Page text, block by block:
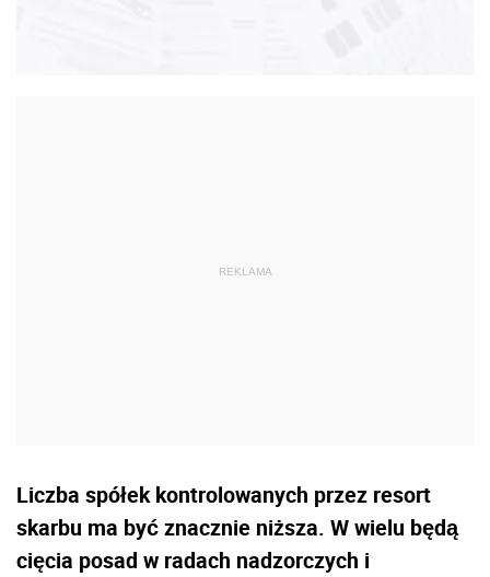
Liczba spółek kontrolowanych przez resort
skarbu ma być znacznie niższa. W wielu będą
cięcia posad w radach nadzorczych i